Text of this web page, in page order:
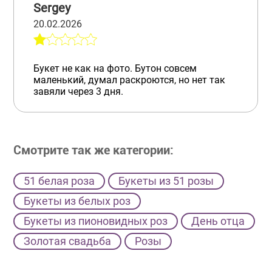
Sergey
20.02.2026
Букет не как на фото. Бутон совсем
маленький, думал раскроются, но нет так
завяли через 3 дня.
Смотрите так же категории:
51 белая роза
Букеты из 51 розы
Букеты из белых роз
Букеты из пионовидных роз
День отца
Золотая свадьба
Розы